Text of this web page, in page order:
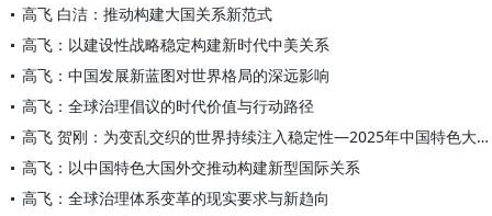
高飞 白洁：推动构建大国关系新范式
高飞：以建设性战略稳定构建新时代中美关系
高飞：中国发展新蓝图对世界格局的深远影响
高飞：全球治理倡议的时代价值与行动路径
高飞 贺刚：为变乱交织的世界持续注入稳定性—2025年中国特色大国外交砥砺前行
高飞：以中国特色大国外交推动构建新型国际关系
高飞：全球治理体系变革的现实要求与新趋向